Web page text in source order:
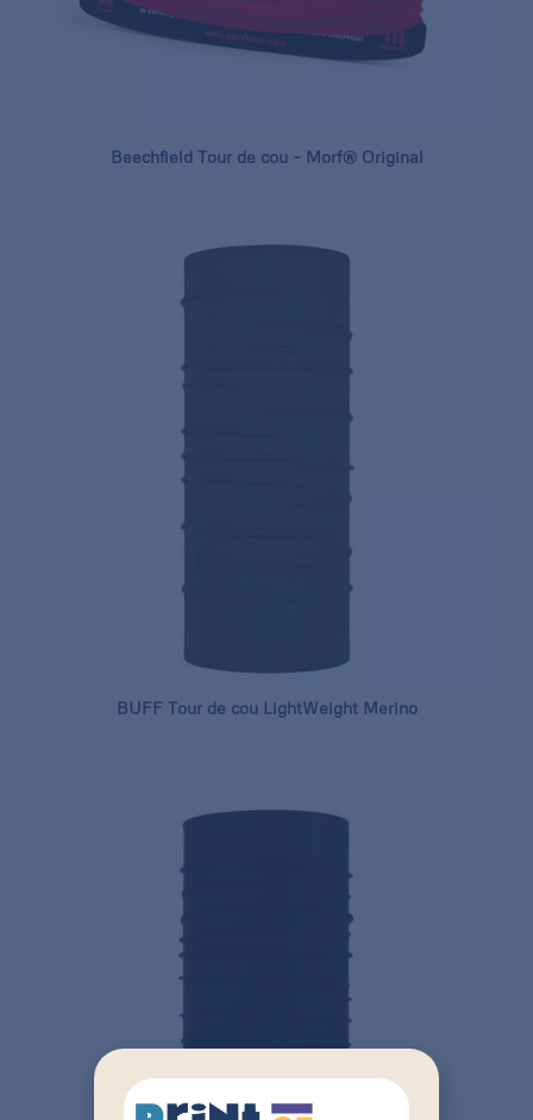
Beechfield Tour de cou – Morf® Original
BUFF Tour de cou LightWeight Merino